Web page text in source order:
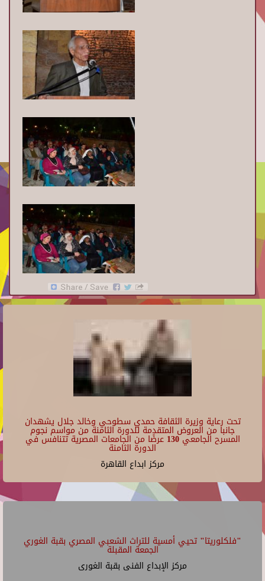
تحت رعاية وزيرة الثقافة حمدي سطوحي وخالد جلال يشهدان
جانبا من العروض المتقدمة للدورة الثامنة من مواسم نجوم
المسرح الجامعي 130 عرضًا من الجامعات المصرية تتنافس في
الدورة الثامنة
مركز ابداع القاهرة
"فلكلوريتا" تحيي أمسية للتراث الشعبي المصري بقبة الغوري
الجمعة المقبلة
مركز الإبداع الفنى بقبة الغورى